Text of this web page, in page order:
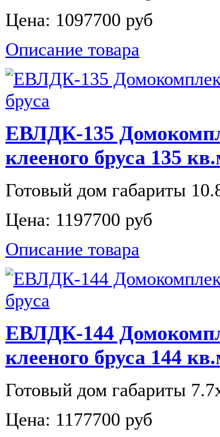
Цена: 1097700 руб
Описание товара
ЕВЛДК-135
клееного бруса 135
Готовый дом габариты
Цена: 1197700 руб
Описание товара
ЕВЛДК-144
клееного бруса 144
Готовый дом габариты
Цена: 1177700 руб